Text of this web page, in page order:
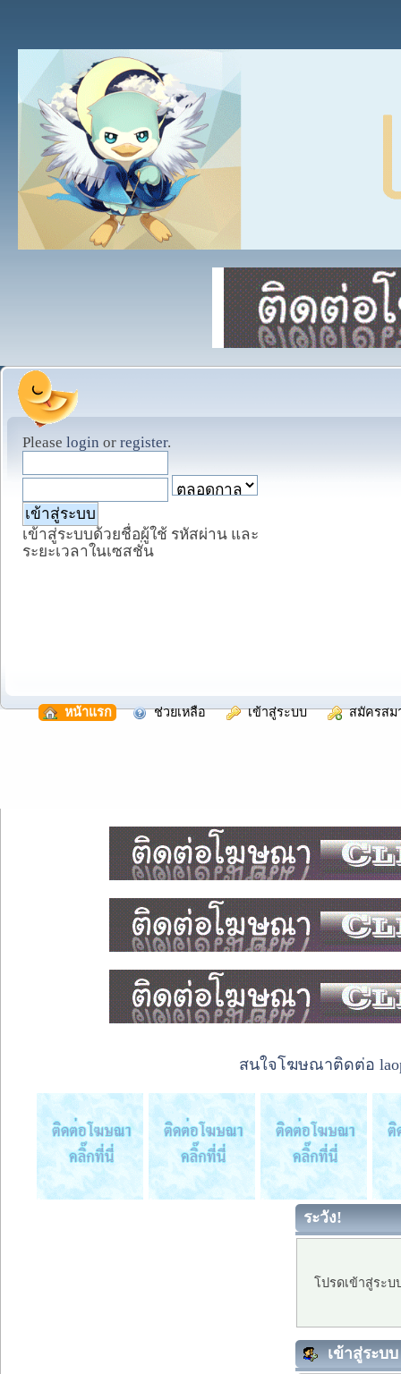
Please login or register.
เข้าสู่ระบบด้วยชื่อผู้ใช้ รหัสผ่าน และ
ระยะเวลาในเซสชั่น
หน้าแรก ช่วยเหลือ เข้าสู่ระบบ สมัครสม
สนใจโฆษณาติดต่อ
ระวัง!
โปรดเข้าสู่ระ
เข้าสู่ระบบ